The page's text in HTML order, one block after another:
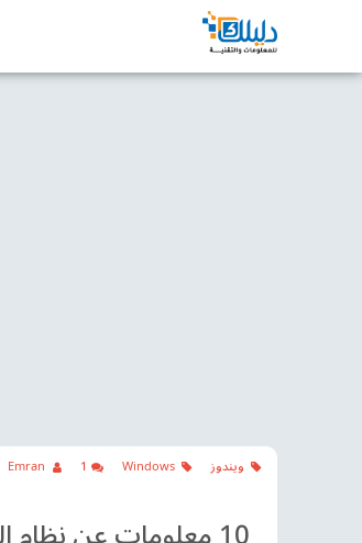
ويندوز Windows
1
Emran